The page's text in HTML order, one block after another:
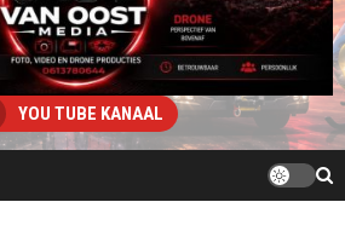
YOU TUBE KANAAL